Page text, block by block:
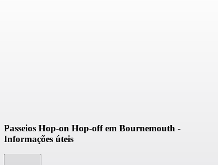
Passeios Hop-on Hop-off em Bournemouth -
Informações úteis